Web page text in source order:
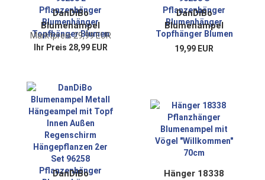
DanDiBo
Blumenampel
Metall Hängeampel
mit Topf Innen
cm 96258 L
Pflanzenhänger
Blumenhänger
Topfhänger Blumen
Marktpreis 29,99 EUR
Ihr Preis 28,99 EUR
DanDiBo
Blumenampel
Metall Hängeampel
mit Topf Innen
Pflanzenhänger
Blumenhänger
Topfhänger Blumen
19,99 EUR
DanDiBo
Hänger 18338